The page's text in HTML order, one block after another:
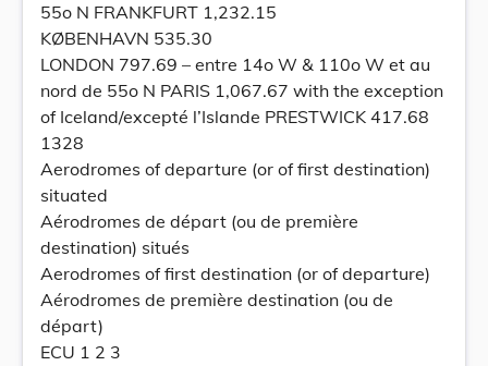
55o N FRANKFURT 1,232.15
KØBENHAVN 535.30
LONDON 797.69 – entre 14o W & 110o W et au
nord de 55o N PARIS 1,067.67 with the exception
of Iceland/excepté l’Islande PRESTWICK 417.68
1328
Aerodromes of departure (or of first destination)
situated
Aérodromes de départ (ou de première
destination) situés
Aerodromes of first destination (or of departure)
Aérodromes de première destination (ou de
départ)
ECU 1 2 3